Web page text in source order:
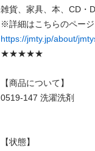
雑貨、家具、本、CD・
https://jmty.jp/about/
★★★★★
【商品について】
0519-147 洗濯洗剤
【状態】